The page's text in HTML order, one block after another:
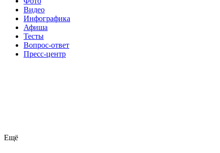
Видео
Инфографика
Афиша
Тесты
Вопрос-ответ
Пресс-центр
Ещё